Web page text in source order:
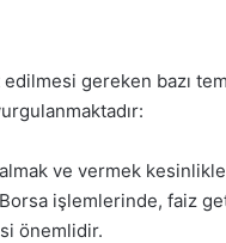
edilmesi gereken bazı
almak ve vermek
işlemlerinde, faiz
önemlidir.